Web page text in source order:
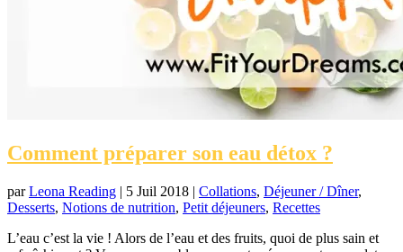
Comment préparer son eau détox ?
parLeona Reading | 5 Juil 2018 | Collations, Déjeuner / Dîner,
Desserts, Notions de nutrition, Petit déjeuners, Recettes
L’eau c’est la vie ! Alors de l’eau et des fruits, quoi de plus sain et